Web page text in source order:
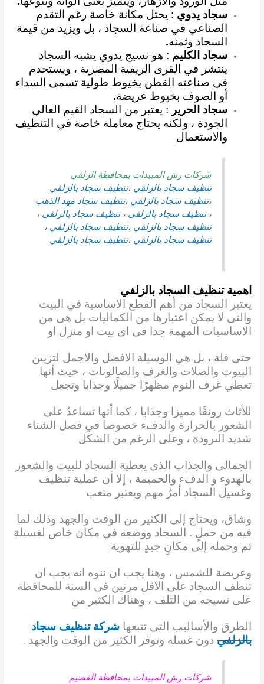
سجاد يدوي : يحتل مكانة خاصة رغم التقدم
الصناعي في صناعة السجاد ، بل ويزيد من قيمة
السجاد وثمنه.
سجاد الكليم : هو نسيج يدوي يشبه السجاد
ينتشر في القرى الريفية المصرية ، ويستخدم
في صناعته القطن بخيوط طولية تسمى السداء
أو الصوف بخيوط عريضة.
سجاد الحرير : يعتبر من السجاد القيم العالي
الجودة ، ولكنه يحتاج معاملة خاصة في التنظيف
والاستعمال
شركات رش المبيدات بمحافظة الزلفي
تنظيف سجاد بالزلفي ،تنظيف سجاد بالزلفي
،تنظيف سجاد بالزلفي،تنظيف سجاد مهد الذهب
،تنظيف سجاد بالزلفي ، تنظيف سجاد بالزلفي ،
تنظيف سجاد بالزلفي ،تنظيف سجاد بالزلفي ،
تنظيف سجاد بالزلفي ،تنظيف سجاد بالزلفي
اهمية تنظيف السجاد بالزلفي
يعتبر السجاد من أهم القطع الاساسية في البيت
والتى لا يمكن اعتبارها من الكماليات بل هى من
الاساسيات المهمة جدا فى اى بيت او منزل او
حتى فلة ، بل هي الوسيلة الافضل والاجمل لتزيين
البيوت والصلات والغرف والصالونات ، حيث أنها
تعطي غرف النوم مظهرًا جميلًا وجذابا وتجعل
للأثاث رونقًا مميزا وجذابا ، كما أنها تساعدُ على
الشعور بالحرارة والدفء خصوصا في فصل الشتاء
شديد البرودة ، وعلى
الرغم من الشكل
الجمالى والجذاب الذى يعطية السجاد للبيت والشعور
بالهدوء و الدفء والحميمة ، إلا أن عملية تنظيف
وغسيل السجاد أمرٌ مهم ويعتبر متعب
وشاق، ويحتاج إلى الكثير من الوقت والجهد وذلك لما
فيه من حملٍ . السجاد ووضعه في مكان خاص لغسيلة
ثم وحمله إلى مكانٍ جيدٍ للتهوية
وعريضة للشمس ، وهنا يجب ان ننوه انه يجب ان
تنظف السجاد على الاقل مرتين فى السنة للمحافظة
على نسيجه من التلف ، وهناك الكثير من
الطرق والأساليب التي تتبعهاشركة تنظيف سجاد
بالزلفي دونغسله وتوفر الكثير من الوقت والجهد .
شركات رش المبيدات بمحافظة القصيم